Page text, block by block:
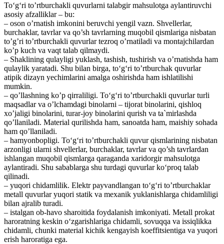
To‘g‘ri to’rtburchakli quvurlarni talabgir mahsulotga aylantiruvchi
asosiy afzalliklar – bu:
– oson o’rnatish imkonini beruvchi yengil vazn. Shvellerlar,
burchaklar, tavrlar va qo’sh tavrlarning muqobil qismlariga nisbatan
to’g’ri to’rtburchakli quvurlar tezroq o’rnatiladi va montajchilardan
ko’p kuch va vaqt talab qilmaydi.
– Shaklining qulayligi yuklash, tashish, tushirish va o’rnatishda ham
qulaylik yaratadi. Shu bilan birga, to‘g‘ri to’rtburchak quvurlar
atipik dizayn yechimlarini amalga oshirishda ham ishlatilishi
mumkin.
– qo’llashning ko’p qirraliligi. To‘g‘ri to’rtburchakli quvurlar turli
maqsadlar va o’lchamdagi binolarni – tijorat binolarini, qishloq
xo’jaligi binolarini, turar-joy binolarini qurish va ta`mirlashda
qo’llaniladi. Material qurilishda ham, sanoatda ham, maishiy sohada
ham qo’llaniladi.
– hamyonbopligi. To‘g‘ri to’rtburchakli quvur qismlarining nisbatan
arzonligi ularni shvellerlar, burchaklar, tavrlar va qo’sh tavrlardan
ishlangan muqobil qismlarga qaraganda xaridorgir mahsulotga
aylantiradi. Shu sabablarga shu turdagi quvurlar ko‘proq talab
qilinadi.
– yuqori chidamlilik. Elektr payvandlangan to‘g‘ri to’rtburchaklar
metall quvurlar yuqori statik va mexanik yuklanishlarga chidamliligi
bilan ajralib turadi.
– istalgan ob-havo sharoitida foydalanish imkoniyati. Metall prokat
haroratning keskin o‘zgarishlariga chidamli, sovuqqa va issiqlikka
chidamli, chunki material kichik kengayish koeffitsientiga va yuqori
erish haroratiga ega.